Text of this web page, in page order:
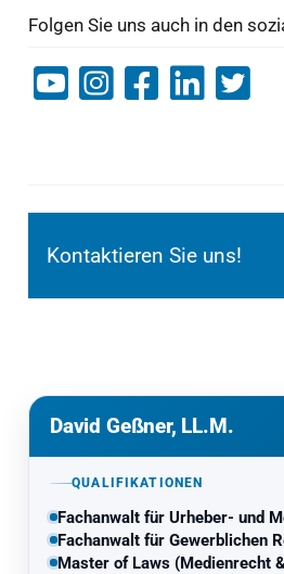
Folgen Sie uns auch in den
Kontaktieren Sie uns!
David Geßner, LL.M.
QUALIFIKATIONEN
Fachanwalt für Urheber- und
Fachanwalt für Gewerblichen
Master of Laws (Medienrecht